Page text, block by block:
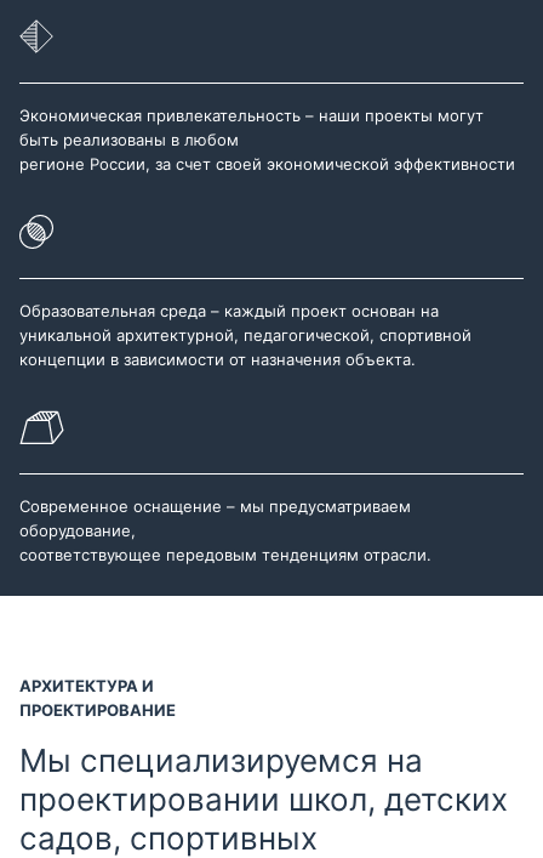
Экономическая привлекательность – наши проекты могут
быть реализованы в любом
регионе России, за счет своей экономической эффективности
Образовательная среда – каждый проект основан на
уникальной архитектурной, педагогической, спортивной
концепции в зависимости от назначения объекта.
Современное оснащение – мы предусматриваем
оборудование,
соответствующее передовым тенденциям отрасли.
АРХИТЕКТУРА И
ПРОЕКТИРОВАНИЕ
Мы специализируемся на
проектировании школ, детских
садов, спортивных